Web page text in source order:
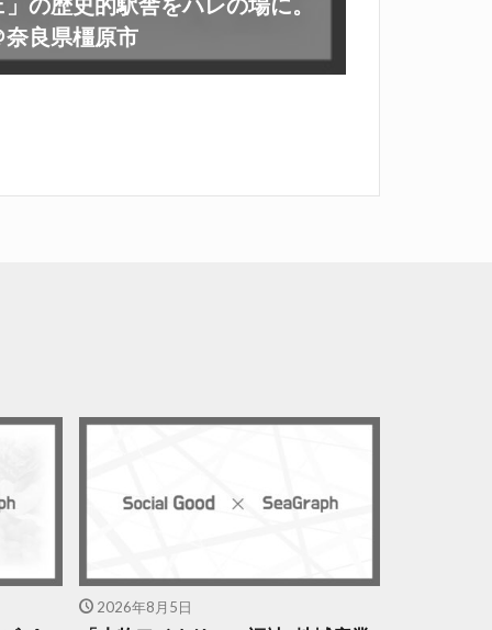
良県橿原市
2026年8月5日